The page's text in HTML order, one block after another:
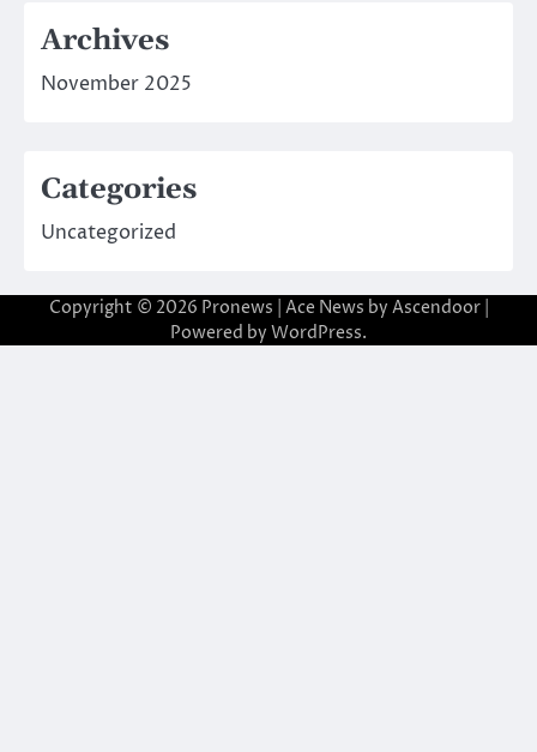
Archives
November 2025
Categories
Uncategorized
Copyright © 2026 Pronews | Ace News by Ascendoor|
Powered by WordPress.